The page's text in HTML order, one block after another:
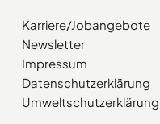
Karriere/Jobangebote
Newsletter
Impressum
Datenschutzerklärung
Umweltschutzerklärung